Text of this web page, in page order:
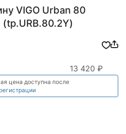
VIGO Urban 80
13 420 ₽
цена доступна после
регистрации